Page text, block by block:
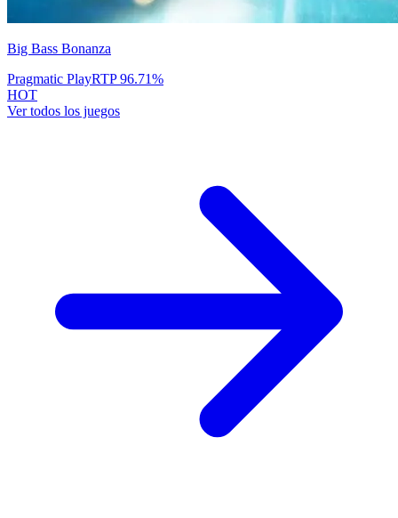
Big Bass Bonanza
Pragmatic PlayRTP96.71%
HOT
Ver todos los juegos